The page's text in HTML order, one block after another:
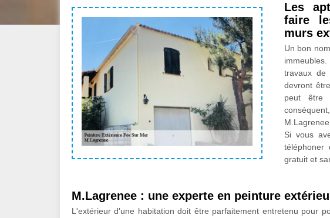
Les
faire
murs
Un bon
travaux de
devront
peut être
Si vous
téléphoner
gratuit et
M.Lagrenee : une experte en peinture
L'extérieur d'une habitation doit être parfaitement entretenu pour